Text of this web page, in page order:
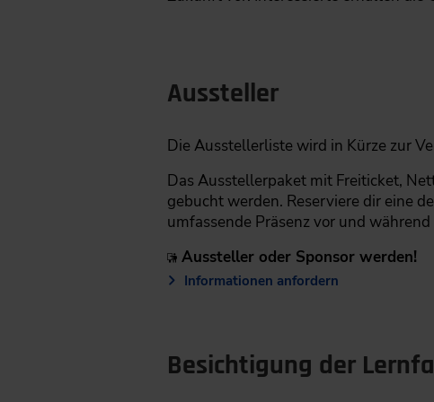
Aussteller
Die Ausstellerliste wird in Kürze zur
Das Ausstellerpaket mit Freiticket,
gebucht werden. Reserviere dir eine
umfassende Präsenz vor und
Aussteller oder Sponsor werden!
Informationen anfordern
Besichtigung der